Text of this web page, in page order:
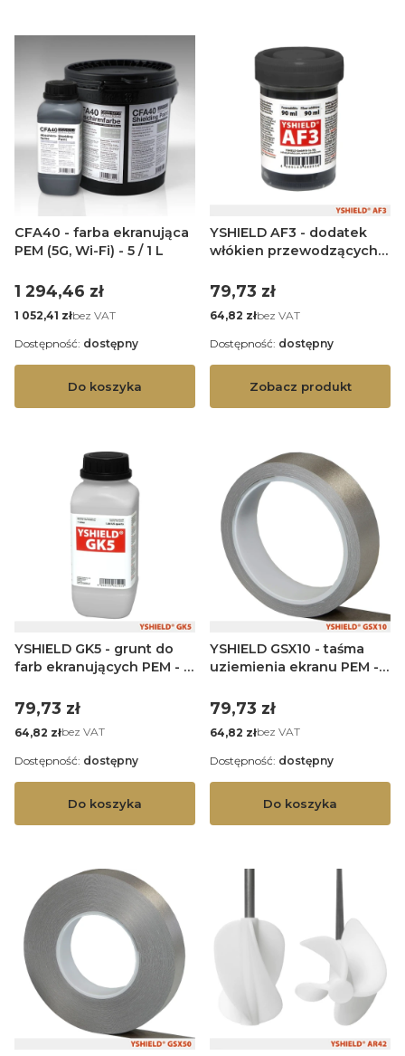
CFA40 - farba ekranująca
PEM (5G, Wi-Fi) - 5 / 1 L
Cena
1 294,46 zł
Cena
1 052,41 złbez VAT
Do koszyka
Dostępność: dostępny
YSHIELD AF3 - dodatek
włókien przewodzących
Cena
79,73 zł
Cena
64,82 złbez VAT
Zobacz produkt
Dostępność: dostępny
YSHIELD GK5 - grunt do
farb ekranujących PEM - 1
Cena
79,73 zł
Cena
64,82 złbez VAT
Do koszyka
Dostępność: dostępny
YSHIELD GSX10 - taśma
uziemienia ekranu PEM -
Cena
79,73 zł
Cena
64,82 złbez VAT
Do koszyka
Dostępność: dostępny